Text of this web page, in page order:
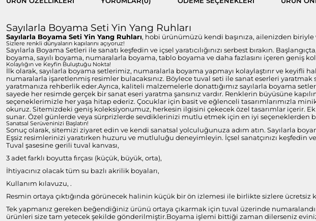
Sayılarla Boyama Seti Yin Yang Ruhları
Sayılarla Boyama Seti Yin Yang Ruhları, hobi ürünümüzü kendi başınıza, ailenizden biriyle
Sizlere renkli dünyaların kapılarını açıyoruz!
Sayılarla Boyama Setleri ile sanatı keşfedin ve içsel yaratıcılığınızı serbest bırakın.
boyama, sayılı boyama, numaralarla boyama, tablo boyama ve daha fazlasını içeren geniş
Kolaylığın ve Keyfin Buluştuğu Nokta!
İlk olarak, sayılarla boyama setlerimiz, numaralarla boyama yapmayı kolaylaştırır ve keyifli
numaralarla işaretlenmiş resimler bulacaksınız. Böylece tuval seti ile sanat eserleri
yaratmanıza rehberlik eder.Ayrıca, kaliteli malzemelerle donattığımız sayılarla boyama
sayede her resimde gerçek bir sanat eseri yaratma şansınız vardır. Renklerin büyüsüne
seçeneklerimizle her yaşa hitap ederiz. Çocuklar için basit ve eğlenceli tasarımlarımızla
okuruz. Sitemizdeki geniş koleksiyonumuz, herkesin ilgisini çekecek özel tasarımlar içerir.
sunar. Özel günlerde veya sürprizlerde sevdiklerinizi mutlu etmek için en iyi seçeneklerden
Sanatsal Serüveninizi Başlatın!
Sonuç olarak, sitemizi ziyaret edin ve kendi sanatsal yolculuğunuza adım atın. Sayılarla
Eşsiz resimlerinizi yaratırken huzuru ve mutluluğu deneyimleyin. İçsel sanatçınızı keşfedin
Tuval şasesine gerili tuval kanvası,
3 adet farklı boyutta fırçası (küçük, büyük, orta),
İhtiyacınız olacak tüm su bazlı akrilik boyaları,
Kullanım kılavuzu, .
Resmin ortaya çıktığında görünecek halinin küçük bir ön izlemesi ile birlikte sizlere ücretsiz
Tek yapmanız gereken beğendiğiniz ürünü ortaya çıkarmak için tuval üzerinde
ürünleri size tam yetecek şekilde gönderilmiştir.Boyama işlemi bittiği zaman dilerseniz